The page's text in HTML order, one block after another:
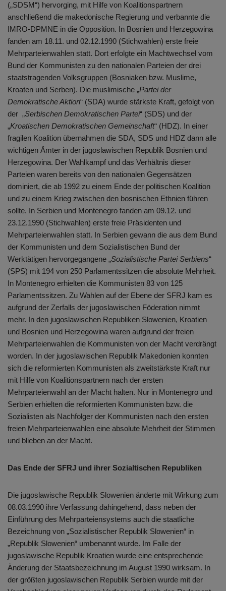
(„SDSM“) hervorging, mit Hilfe von Koalitionspartnern
anschließend die makedonische Regierung und verbannte die
IMRO-DPMNE in die Opposition. In Bosnien und Herzegowina
fanden am 18.11. und 02.12.1990 (Stichwahlen) erste freie
Mehrparteienwahlen statt. Dort erfolgte ein Machtwechsel vom
Bund der Kommunisten zu den nationalen Parteien der drei
staatstragenden Volksgruppen (Bosniaken bzw. Muslime,
Kroaten und Serben). Die muslimische „Partei der
Demokratische Aktion“ (SDA) wurde stärkste Kraft, gefolgt von
der „Serbischen Demokratischen Partei“ (SDS) und der
„Kroatischen Demokratischen Gemeinschaft“ (HDZ). In einer
fragilen Koalition übernahmen die SDA, SDS und HDZ dann alle
wichtigen Ämter in der jugoslawischen Republik Bosnien und
Herzegowina. Der Wahlkampf und das Verhältnis dieser
Parteien waren bereits von den nationalen Gegensätzen
dominiert, die ab 1992 zu einem Ende der politischen Koalition
und zu einem Krieg zwischen den bosnischen Ethnien führen
sollte. In Serbien und Montenegro fanden am 09.12. und
23.12.1990 (Stichwahlen) erste freie Präsidenten und
Mehrparteienwahlen statt. In Serbien gewann die aus dem Bund
der Kommunisten und dem Sozialistischen Bund der
Werktätigen hervorgegangene „Sozialistische Partei Serbiens“
(SPS) mit 194 von 250 Parlamentssitzen die absolute Mehrheit.
In Montenegro erhielten die Kommunisten 83 von 125
Parlamentssitzen. Zu Wahlen auf der Ebene der SFRJ kam es
aufgrund der Zerfalls der jugoslawischen Föderation nimmt
mehr. In den jugoslawischen Republiken Slowenien, Kroatien
und Bosnien und Herzegowina waren aufgrund der freien
Mehrparteienwahlen die Kommunisten von der Macht verdrängt
worden. In der jugoslawischen Republik Makedonien konnten
sich die reformierten Kommunisten als zweitstärkste Kraft nur
mit Hilfe von Koalitionspartnern nach der ersten
Mehrparteienwahl an der Macht halten. Nur in Montenegro und
Serbien erhielten die reformierten Kommunisten bzw. die
Sozialisten als Nachfolger der Kommunisten nach den ersten
freien Mehrparteienwahlen eine absolute Mehrheit der Stimmen
und blieben an der Macht.
Das Ende der SFRJ und ihrer Sozialtischen Republiken
Die jugoslawische Republik Slowenien änderte mit Wirkung zum
08.03.1990 ihre Verfassung dahingehend, dass neben der
Einführung des Mehrparteiensystems auch die staatliche
Bezeichnung von „Sozialistischer Republik Slowenien“ in
„Republik Slowenien“ umbenannt wurde. Im Falle der
jugoslawische Republik Kroatien wurde eine entsprechende
Änderung der Staatsbezeichnung im August 1990 wirksam. In
der größten jugoslawischen Republik Serbien wurde mit der